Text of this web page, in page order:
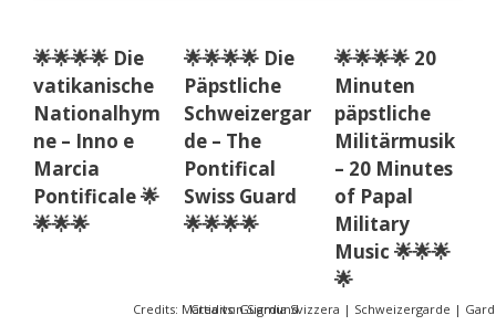
🌟🌟🌟🌟 Die
vatikanische
Nationalhym
ne – Inno e
Marcia
Pontificale 🌟
🌟🌟🌟
Credits: Mattia von Sigmund
🌟🌟🌟🌟 Die
Päpstliche
Schweizergar
de – The
Pontifical
Swiss Guard
🌟🌟🌟🌟
Credits: Guardia Svizzera | Schweizergarde |
🌟🌟🌟🌟 20
Minuten
päpstliche
Militärmusik
– 20 Minutes
of Papal
Military
Music 🌟🌟🌟
🌟